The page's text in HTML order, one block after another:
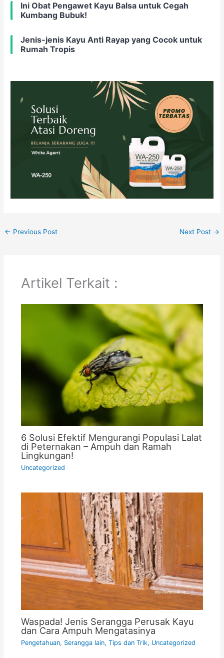
Ini Obat Pengawet Kayu Balsa untuk Cegah
Kumbang Bubuk!
Jenis-jenis Kayu Anti Rayap yang Cocok untuk
Rumah Tropis
← Previous Post Next Post →
Artikel Terkait :
6 Solusi Efektif Mengurangi Populasi Lalat
di Peternakan – Ampuh dan Ramah
Lingkungan!
Uncategorized
Waspada! Jenis Serangga Perusak Kayu
dan Cara Ampuh Mengatasinya
Pengetahuan, Serangga lain, Tips dan Trik, Uncategorized